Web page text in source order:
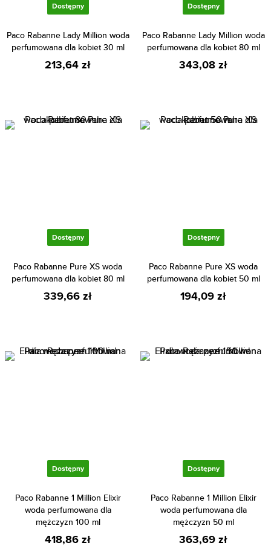
Dostępny
Paco Rabanne Lady Million woda
perfumowana dla kobiet 30 ml
213,64 zł
Dostępny
Paco Rabanne Lady Million woda
perfumowana dla kobiet 80 ml
343,08 zł
Dostępny
Paco Rabanne Pure XS woda
perfumowana dla kobiet 80 ml
339,66 zł
Dostępny
Paco Rabanne Pure XS woda
perfumowana dla kobiet 50 ml
194,09 zł
Dostępny
Paco Rabanne 1 Million Elixir
woda perfumowana dla
mężczyzn 100 ml
418,86 zł
Dostępny
Paco Rabanne 1 Million Elixir
woda perfumowana dla
mężczyzn 50 ml
363,69 zł